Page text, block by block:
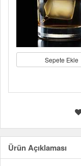
Sepete Ekle
Ürün Açıklaması